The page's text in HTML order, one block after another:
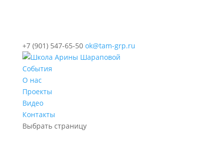
+7 (901) 547-65-50 ok@tam-grp.ru
События
О нас
Проекты
Видео
Контакты
Выбрать страницу